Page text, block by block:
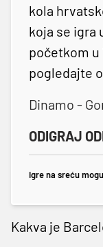
kola
koja se igra
početkom u
pogledajte
Dinamo -
ODIGRAJ
Igre na sreću
Kakva je